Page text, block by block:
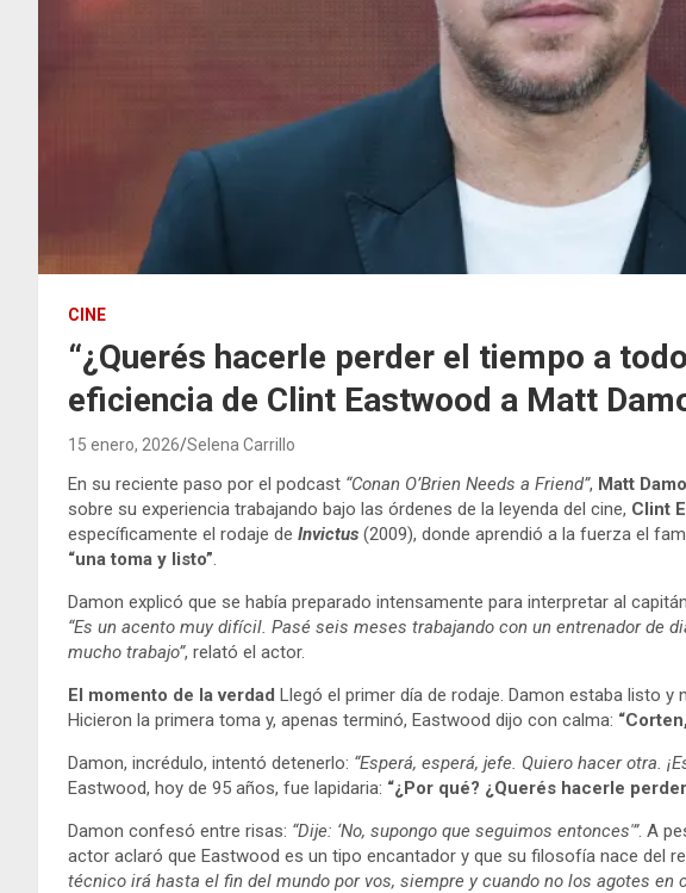
CINE
“¿Querés hacerle perder el tiempo a
eficiencia de Clint Eastwood a Matt
15 enero, 2026 Selena Carrillo
En su reciente paso por el podcast “Conan O’Brien Needs a Friend”, Matt
sobre su experiencia trabajando bajo las órdenes de la leyenda del cine, Clint
específicamente el rodaje de Invictus (2009), donde aprendió a la fuerza el
“una toma y listo”.
Damon explicó que se había preparado intensamente para interpretar al
“Es un acento muy difícil. Pasé seis meses trabajando con un entrenador de
mucho trabajo”, relató el actor.
El momento de la verdad Llegó el primer día de rodaje. Damon estaba listo
Hicieron la primera toma y, apenas terminó, Eastwood dijo con calma:
Damon, incrédulo, intentó detenerlo: “Esperá, esperá, jefe. Quiero hacer otra.
Eastwood, hoy de 95 años, fue lapidaria: “¿Por qué? ¿Querés hacerle
Damon confesó entre risas: “Dije: ‘No, supongo que seguimos entonces'”. A
actor aclaró que Eastwood es un tipo encantador y que su filosofía nace del
técnico irá hasta el fin del mundo por vos, siempre y cuando no los agotes en